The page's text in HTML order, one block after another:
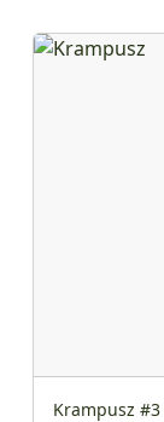
Krampusz #3